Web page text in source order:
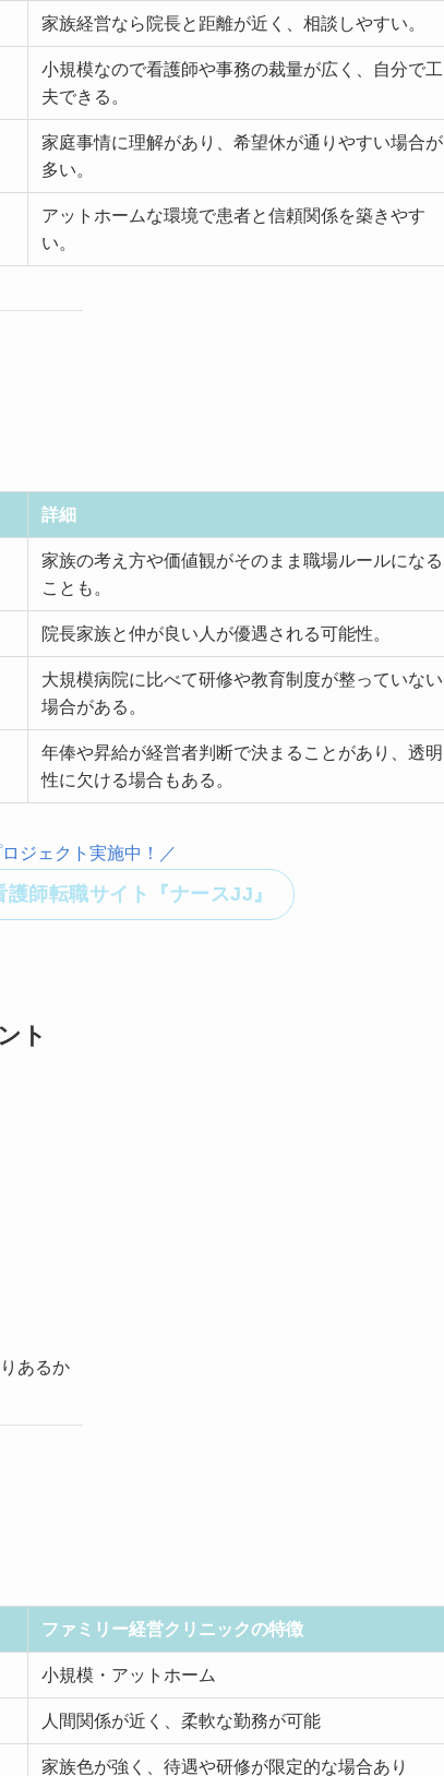
家族経営なら院長と距離が近く、相談しやすい。
小規模なので看護師や事務の裁量が広く、自分で工
夫できる。
家庭事情に理解があり、希望休が通りやすい場合が
多い。
アットホームな環境で患者と信頼関係を築きやす
い。
詳細
家族の考え方や価値観がそのまま職場ルールになる
ことも。
院長家族と仲が良い人が優遇される可能性。
大規模病院に比べて研修や教育制度が整っていない
場合がある。
年俸や昇給が経営者判断で決まることがあり、透明
性に欠ける場合もある。
ジェクト実施中！／
師転職サイト『ナースJJ』
ト
あるか
ファミリー経営クリニックの特徴
小規模・アットホーム
人間関係が近く、柔軟な勤務が可能
家族色が強く、待遇や研修が限定的な場合あり